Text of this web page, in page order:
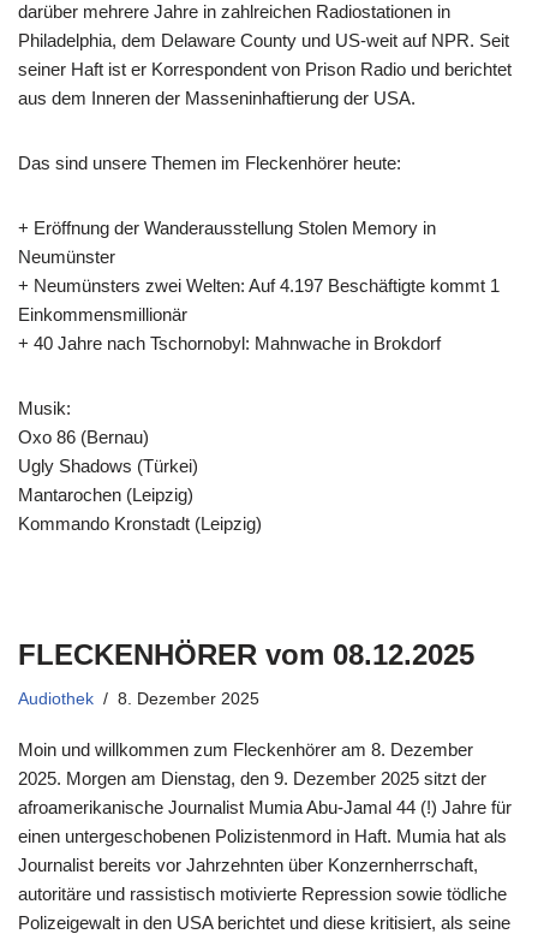
darüber mehrere Jahre in zahlreichen Radiostationen in
Philadelphia, dem Delaware County und US-weit auf NPR. Seit
seiner Haft ist er Korrespondent von Prison Radio und berichtet
aus dem Inneren der Masseninhaftierung der USA.
Das sind unsere Themen im Fleckenhörer heute:
+ Eröffnung der Wanderausstellung Stolen Memory in
Neumünster
+ Neumünsters zwei Welten: Auf 4.197 Beschäftigte kommt 1
Einkommensmillionär
+ 40 Jahre nach Tschornobyl: Mahnwache in Brokdorf
Musik:
Oxo 86 (Bernau)
Ugly Shadows (Türkei)
Mantarochen (Leipzig)
Kommando Kronstadt (Leipzig)
FLECKENHÖRER vom 08.12.2025
Audiothek 8. Dezember 2025
Moin und willkommen zum Fleckenhörer am 8. Dezember
2025. Morgen am Dienstag, den 9. Dezember 2025 sitzt der
afroamerikanische Journalist Mumia Abu-Jamal 44 (!) Jahre für
einen untergeschobenen Polizistenmord in Haft. Mumia hat als
Journalist bereits vor Jahrzehnten über Konzernherrschaft,
autoritäre und rassistisch motivierte Repression sowie tödliche
Polizeigewalt in den USA berichtet und diese kritisiert, als seine